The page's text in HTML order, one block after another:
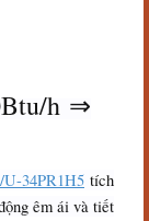
h ⇒
U-34PR1H5 tích
êm ái và tiết